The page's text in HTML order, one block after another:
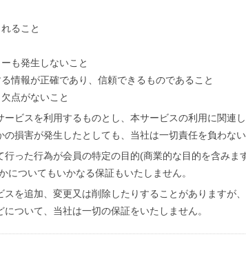
ること
も発生しないこと
情報が正確であり、信頼できるものであること
点がないこと
ビスを利用するものとし、本サービスの利用に関連
損害が発生したとしても、当社は一切責任を負わない
った行為が会員の特定の目的(商業的な目的を含みま
ついてもいかなる保証もいたしません。
を追加、変更又は削除したりすることがありますが
ついて、当社は一切の保証をいたしません。